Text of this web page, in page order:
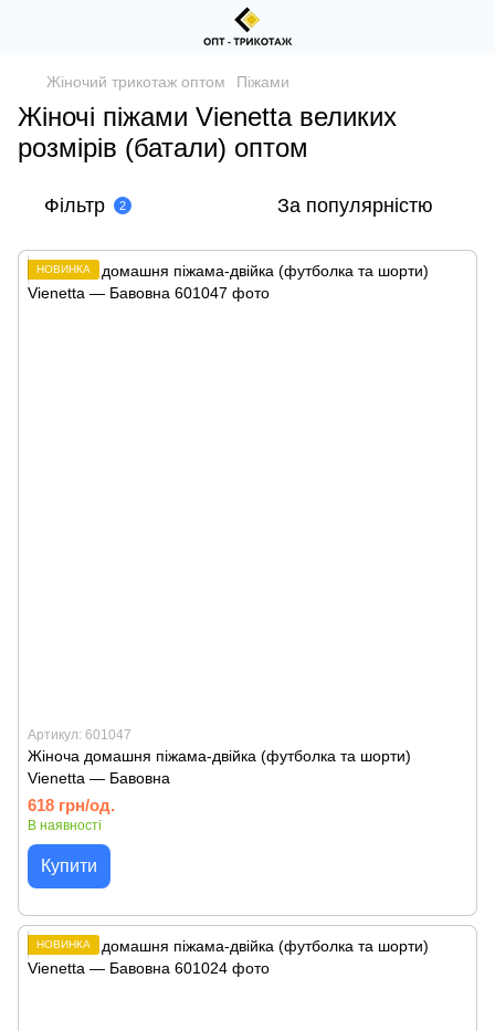
Жіночий трикотаж оптом Піжами
Жіночі піжами Vienetta великих
розмірів (батали) оптом
Фільтр 2 За популярністю
НОВИНКА
Артикул: 601047
Жіноча домашня піжама-двійка (футболка та шорти)
Vienetta — Бавовна
618 грн/од.
В наявності
Купити
НОВИНКА